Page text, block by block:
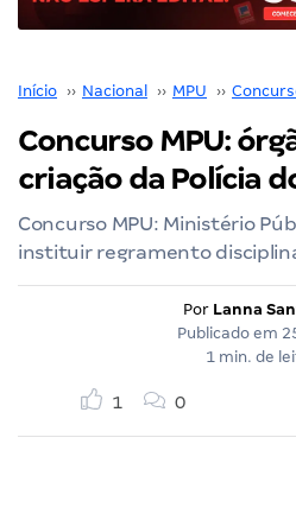
Início ›› Nacional ›› MPU ››
Concurso MPU:
criação da Polícia
Concurso MPU: Ministério
instituir regramento
Por Lanna
Publicado em
1 min. de
1 0